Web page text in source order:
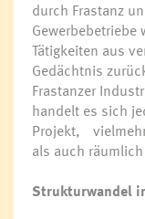
durch Frastanz
Tätigkeiten aus
Gedächt­nis
Frastanzer
handelt es sich
Projekt,
als auch
Strukturwandel